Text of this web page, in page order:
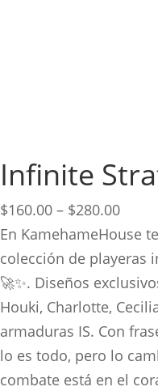
Infinite
$160.00 – $280.00Price
range:
En KamehameHouse
colección de playeras
🚀✨. Diseños
Houki, Charlotte,
armaduras IS. Con
lo es todo, pero lo
combate está en el